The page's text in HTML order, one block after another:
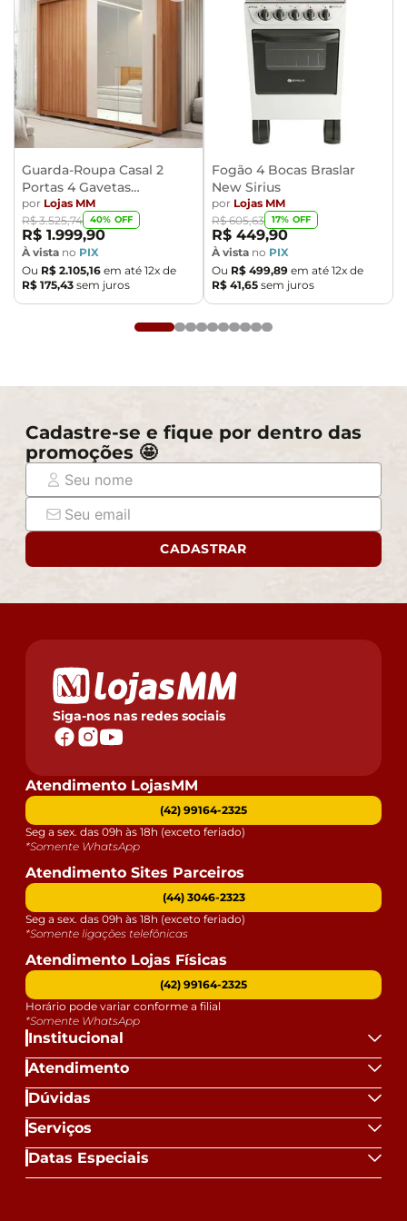
compra e certifique-se de que passará normalmente
por elevadores, portas, escadas e/ou corredores,
evitando assim futuros desagrados ou imprevistos
com a entrega do produto.
Guarda-Roupa Casal 2
Portas 4 Gavetas
Caemmun Moviment
por Lojas MM
R$ 3.525,74 40% OFF
R$ 1.999,90
À vista no PIX
Ou R$ 2.105,16 em até 12x de
R$ 175,43 sem juros
Fogão 4 Bocas Braslar
New Sirius
por Lojas MM
R$ 605,63 17% OFF
R$ 449,90
À vista no PIX
Ou R$ 499,89 em até 12x de
R$ 41,65 sem juros
Cadastre-se e fique por dentro das
promoções 🤩
CADASTRAR
Siga-nos nas redes sociais
Institucional
Atendimento
Dúvidas
Serviços
Datas Especiais
Atendimento LojasMM
(42) 99164-2325
Seg a sex. das 09h às 18h (exceto feriado)
*Somente WhatsApp
Atendimento Sites Parceiros
(44) 3046-2323
Seg a sex. das 09h às 18h (exceto feriado)
*Somente ligações telefônicas
Atendimento Lojas Físicas
(42) 99164-2325
Horário pode variar conforme a filial
*Somente WhatsApp